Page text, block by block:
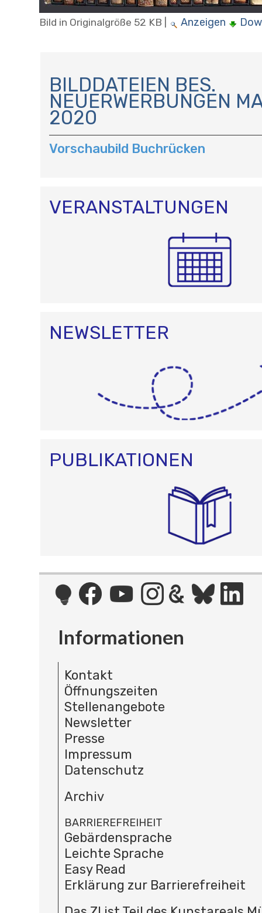
Bild in Originalgröße 52 KB Anzeigen
A
V
I
G
A
T
I
BILDDATEIEN BES.
NEUERWERBUNGEN
2020
Vorschaubild Buchrücken
VERANSTALTUNGEN
NEWSLETTER
PUBLIKATIONEN
Informationen
Kontakt
Öffnungszeiten
Stellenangebote
Newsletter
Presse
Impressum
Datenschutz
Archiv
BARRIEREFREIHEIT
Gebärdensprache
Leichte Sprache
Easy Read
Erklärung zur Barrierefreiheit